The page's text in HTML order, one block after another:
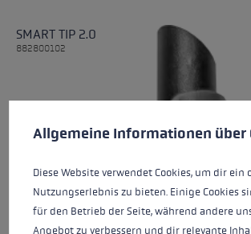
SMART TIP 2.0
882800102
Größe
Farben white-black
Allgemeine Informationen über
Diese Website verwendet Cookies, um dir ein
Nutzungserlebnis zu bieten. Einige Cookies
für den Betrieb der Seite, während andere
Angebot zu verbessern und dir relevante